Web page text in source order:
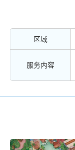
区域
服务内容